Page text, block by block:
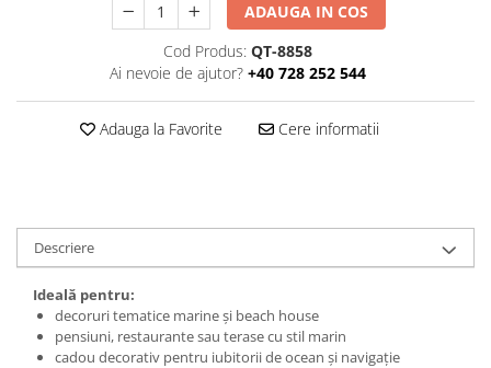
ADAUGA IN COS
Cod Produs: QT-8858
Ai nevoie de ajutor? +40 728 252 544
Adauga la Favorite Cere informatii
Descriere
Ideală pentru:
decoruri tematice marine și beach house
pensiuni, restaurante sau terase cu stil marin
cadou decorativ pentru iubitorii de ocean și navigație